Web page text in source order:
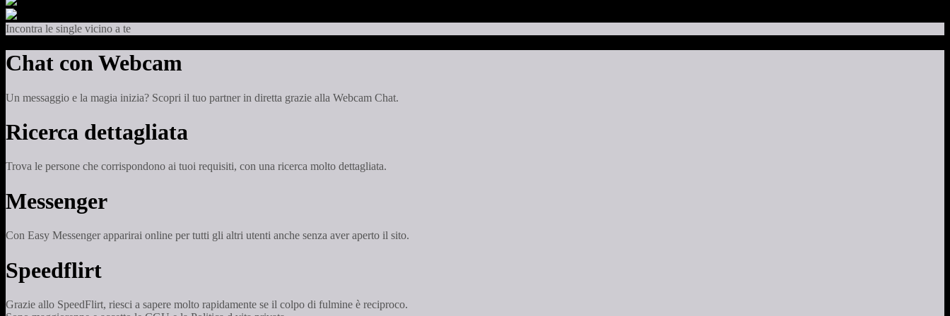
Incontra le single vicino a te
Chat con Webcam
Un messaggio e la magia inizia? Scopri il tuo partner in diretta grazie alla Webcam Chat.
Ricerca dettagliata
Trova le persone che corrispondono ai tuoi requisiti, con una ricerca molto dettagliata.
Messenger
Con Easy Messenger apparirai online per tutti gli altri utenti anche senza aver aperto il sito.
Speedflirt
Grazie allo SpeedFlirt, riesci a sapere molto rapidamente se il colpo di fulmine è reciproco.